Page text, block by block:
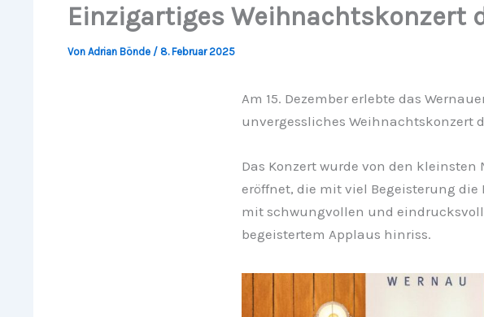
Einzigartiges Weihnachtskonzert
Von Adrian Bönde / 8. Februar 2025
Am 15. Dezember erlebte das
unvergessliches Weihnachtskonzert
Das Konzert wurde von den
eröffnet, die mit viel Begeisterung die
mit schwungvollen und
begeistertem Applaus hinriss.